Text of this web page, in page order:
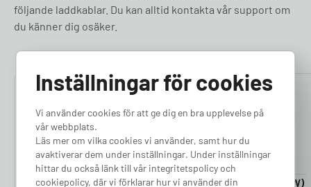
följande laddkablar. Du kan alltid kontakta vår support om
du känner dig osäker.
4.76
Laddkabel 5-20m (11kW)
4.50
Laddkabel 5-20m (22kW)
Inställningar för cookies
Vi använder cookies för att ge dig en bra upplevelse på
vår webbplats.
Läs mer om vilka cookies vi använder, samt hur du
avaktiverar dem under inställningar. Under inställningar
hittar du också länk till vår integritetspolicy och
cookiepolicy, där vi förklarar hur vi använder din